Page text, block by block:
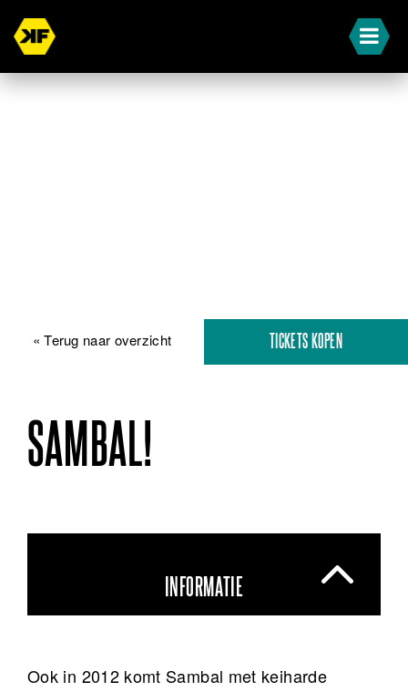
« Terug naar overzicht TICKETS KOPEN
SAMBAL!
INFORMATIE
Ook in 2012 komt Sambal met keiharde